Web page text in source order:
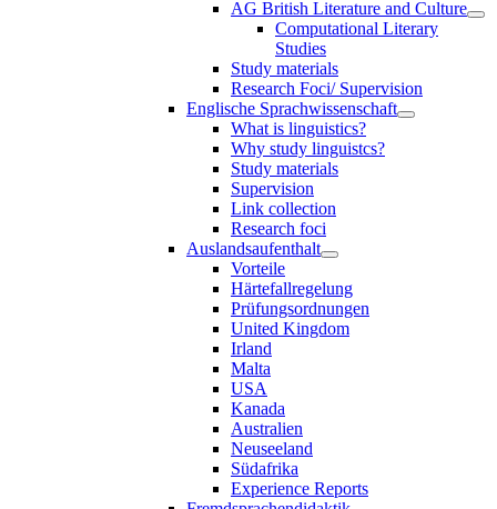
AG British Literature and Culture
Computational Literary
Studies
Study materials
Research Foci/ Supervision
Englische Sprachwissenschaft
What is linguistics?
Why study linguistcs?
Study materials
Supervision
Link collection
Research foci
Auslandsaufenthalt
Vorteile
Härtefallregelung
Prüfungsordnungen
United Kingdom
Irland
Malta
USA
Kanada
Australien
Neuseeland
Südafrika
Experience Reports